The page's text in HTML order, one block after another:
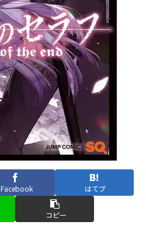
Facebook はてブ
コピー